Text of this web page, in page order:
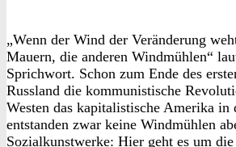
„Wenn der Wind der Veränderung
Mauern, die anderen Windmühlen“
Sprichwort. Schon zum Ende des
Russland die kommunistische
Westen das kapitalistische Amerika in
entstanden zwar keine Windmühlen
Sozialkunstwerke: Hier geht es um